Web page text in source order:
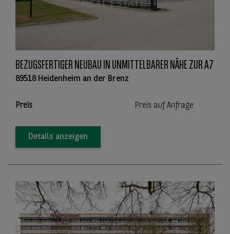
BEZUGSFERTIGER NEUBAU IN UNMITTELBARER NÄHE ZUR A7
89518 Heidenheim an der Brenz
Preis Preis auf Anfrage
Details anzeigen